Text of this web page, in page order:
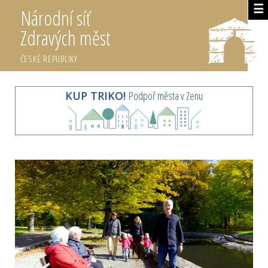
☰
Národní síť
Zdravých měst
ČESKÉ REPUBLIKY
KUP TRIKO! Podpoř města v Zenu